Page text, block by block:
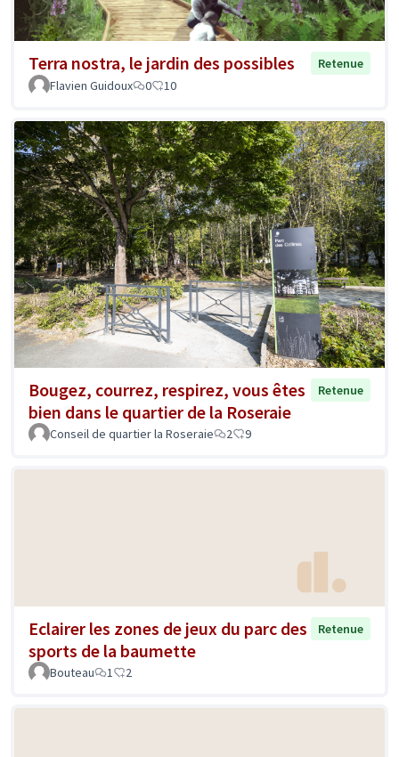
Terra nostra, le jardin des possibles
Retenue
Flavien Guidoux
0 10
Bougez, courrez, respirez, vous êtes
bien dans le quartier de la Roseraie
Retenue
Conseil de quartier la Roseraie 2 9
Eclairer les zones de jeux du parc des
sports de la baumette
Retenue
Bouteau 1 2